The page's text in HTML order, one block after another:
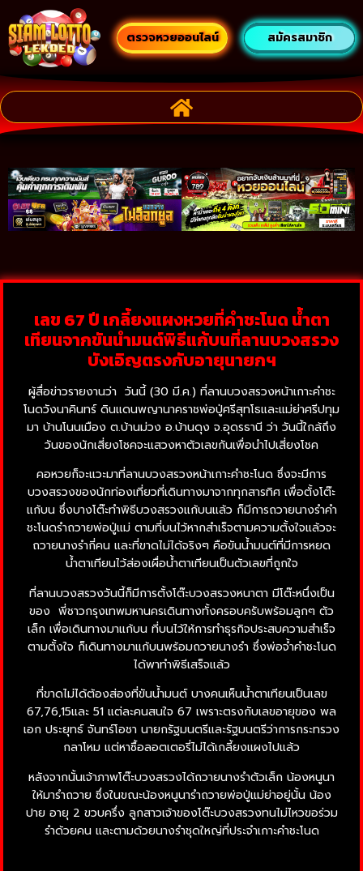
ตรวจหวยออนไลน์ สมัครสมาชิก
เลข 67 ปี เกลี้ยงแผงหวยที่คำชะโนด น้ำตา
เทียนจากขันนำมนต์พิธีแก้บนที่ลานบวงสรวง
บังเอิญตรงกับอายุนายกฯ
ผู้สื่อข่าวรายงานว่า วันนี้ (30 มี.ค.) ที่ลานบวงสรวงหน้าเกาะคำชะ
โนดวังนาคินทร์ ดินแดนพญานาคราชพ่อปู่ศรีสุทโธและแม่ย่าศรีปทุม
มา บ้านโนนเมือง ต.บ้านม่วง อ.บ้านดุง จ.อุดรธานี ว่า วันนี้ใกล้ถึง
วันของนักเสี่ยงโชคจะแสวงหาตัวเลขกันเพื่อนำไปเสี่ยงโชค
คอหวยก็จะแวะมาที่ลานบวงสรวงหน้าเกาะคำชะโนด ซึ่งจะมีการ
บวงสรวงของนักท่องเที่ยวที่เดินทางมาจากทุกสารทิศ เพื่อตั้งโต๊ะ
แก้บน ซึ่งบางโต๊ะทำพิธีบวงสรวงแก้บนแล้ว ก็มีการถวายนางรำคำ
ชะโนดรำถวายพ่อปู่แม่ ตามที่บนไว้หากสำเร็จตามความตั้งใจแล้วจะ
ถวายนางรำกี่คน และที่ขาดไม่ได้จริงๆ คือขันน้ำมนต์ที่มีการหยด
น้ำตาเทียนไว้ส่องเผื่อน้ำตาเทียนเป็นตัวเลขที่ถูกใจ
ที่ลานบวงสรวงวันนี้ก็มีการตั้งโต๊ะบวงสรวงหนาตา มีโต๊ะหนึ่งเป็น
ของ พี่ชาวกรุงเทพมหานครเดินทางทั้งครอบครับพร้อมลูกๆ ตัว
เล็ก เพื่อเดินทางมาแก้บน ที่บนไว้ให้การทำธุรกิจประสบความสำเร็จ
ตามตั้งใจ ก็เดินทางมาแก้บนพร้อมถวายนางรำ ซึ่งพ่อจ้ำคำชะโนด
ได้พาทำพิธีเสร็จแล้ว
ที่ขาดไม่ได้ต้องส่องที่ขันน้ำมนต์ บางคนเห็นน้ำตาเทียนเป็นเลข
67,76,15และ 51 แต่ละคนสนใจ 67 เพราะตรงกับเลขอายุของ พล
เอก ประยุทธ์ จันทร์โอชา นายกรัฐมนตรีและรัฐมนตรีว่าการกระทรวง
กลาโหม แต่หาซื้อลอตเตอรี่ไม่ได้เกลี้ยงแผงไปแล้ว
หลังจากนั้นเจ้าภาพโต๊ะบวงสรวงได้ถวายนางรำตัวเล็ก น้องหนูนา
ให้มารำถวาย ซึ่งในขณะน้องหนูนารำถวายพ่อปู่แม่ย่าอยู่นั้น น้อง
ปาย อายุ 2 ขวบครึ่ง ลูกสาวเจ้าของโต๊ะบวงสรวงทนไม่ไหวขอร่วม
รำด้วยคน และตามด้วยนางรำชุดใหญ่ที่ประจำเกาะคำชะโนด